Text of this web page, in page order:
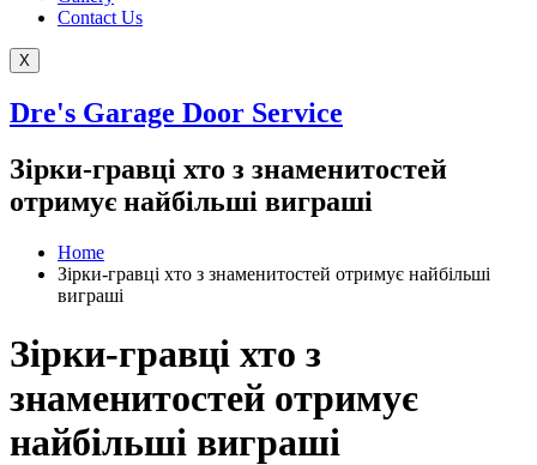
Contact Us
X
Dre's Garage Door Service
Зірки-гравці хто з знаменитостей
отримує найбільші виграші
Home
Зірки-гравці хто з знаменитостей отримує найбільші
виграші
Зірки-гравці хто з
знаменитостей отримує
найбільші виграші